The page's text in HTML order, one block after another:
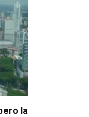
la